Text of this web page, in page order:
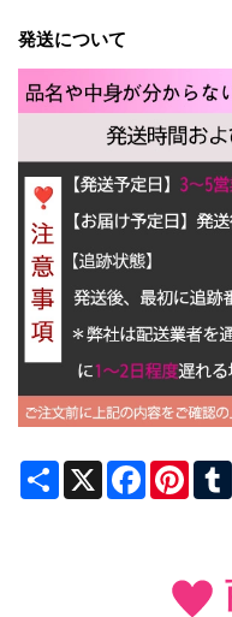
発送について
Share X Facebook